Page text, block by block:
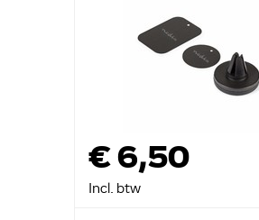
€ 6,50
Incl. btw